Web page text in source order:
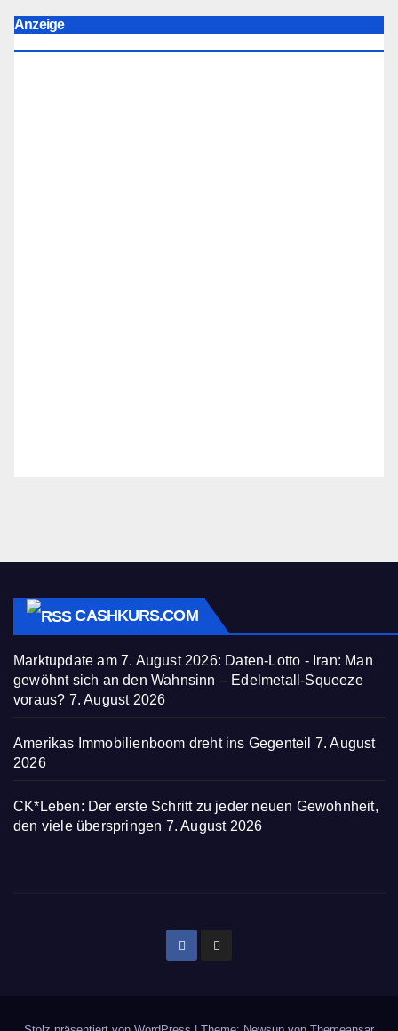
Anzeige
CASHKURS.COM
Marktupdate am 7. August 2026: Daten-Lotto - Iran: Man
gewöhnt sich an den Wahnsinn – Edelmetall-Squeeze
voraus? 7. August 2026
Amerikas Immobilienboom dreht ins Gegenteil 7. August
2026
CK*Leben: Der erste Schritt zu jeder neuen Gewohnheit,
den viele überspringen 7. August 2026